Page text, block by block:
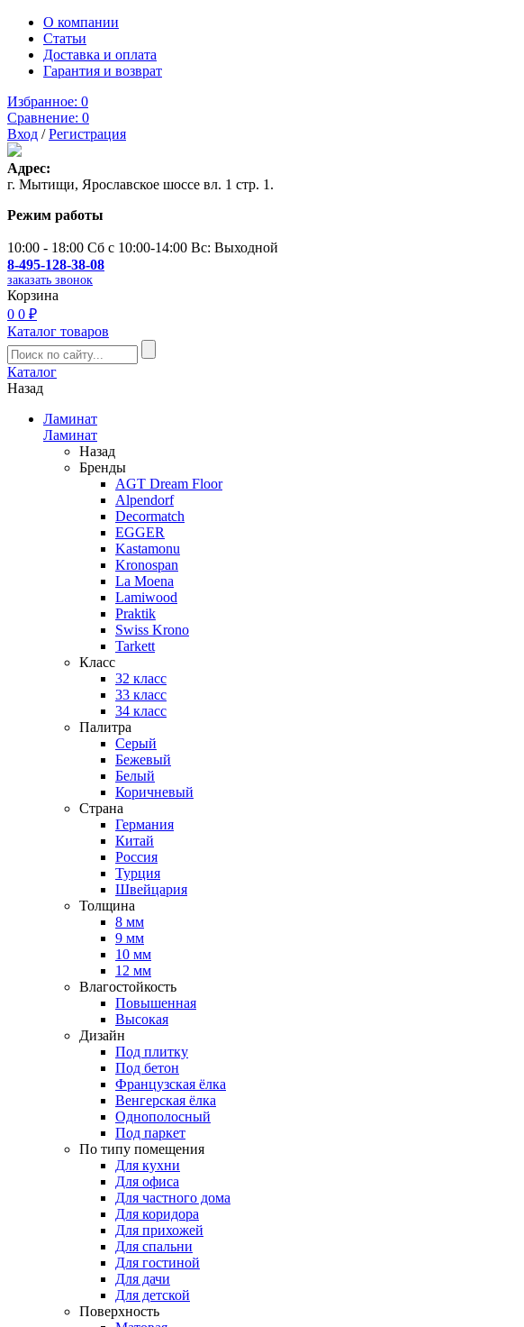
О компании
Статьи
Доставка и оплата
Гарантия и возврат
Избранное: 0
Сравнение: 0
Вход /Регистрация
Адрес:
г. Мытищи, Ярославское шоссе вл. 1 стр. 1.
Режим работы
10:00 - 18:00 Сб с 10:00-14:00 Вс: Выходной
8-495-128-38-08
заказать звонок
Корзина
0 0 ₽
Каталог товаров
Каталог
Назад
Ламинат
Ламинат
Назад
Бренды
AGT Dream Floor
Alpendorf
Decormatch
EGGER
Kastamonu
Kronospan
La Moena
Lamiwood
Praktik
Swiss Krono
Tarkett
Класс
32 класс
33 класс
34 класс
Палитра
Серый
Бежевый
Белый
Коричневый
Страна
Германия
Китай
Россия
Турция
Швейцария
Толщина
8 мм
9 мм
10 мм
12 мм
Влагостойкость
Повышенная
Высокая
Дизайн
Под плитку
Под бетон
Французская ёлка
Венгерская ёлка
Однополосный
Под паркет
По типу помещения
Для кухни
Для офиса
Для частного дома
Для коридора
Для прихожей
Для спальни
Для гостиной
Для дачи
Для детской
Поверхность